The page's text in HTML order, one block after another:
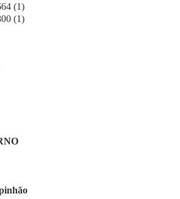
(1)
(1)